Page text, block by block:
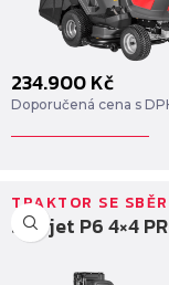
234.900Kč
Doporučená cena s
Starjet P6 4×4
TRAKTOR SE